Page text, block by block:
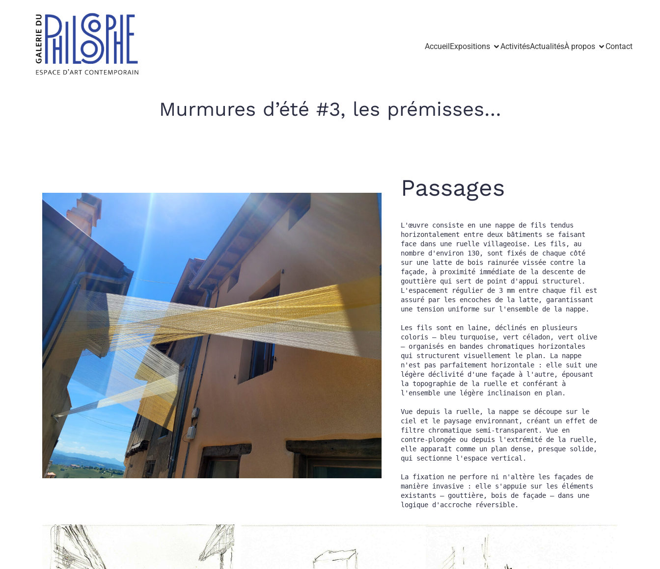
AccueilExpositions ActivitésActualitésÀ propos Contact
Murmures d’été #3, les prémisses…
Passages
L'œuvre consiste en une nappe de fils tendus
horizontalement entre deux bâtiments se faisant
face dans une ruelle villageoise. Les fils, au
nombre d'environ 130, sont fixés de chaque côté
sur une latte de bois rainurée vissée contre la
façade, à proximité immédiate de la descente de
gouttière qui sert de point d'appui structurel.
L'espacement régulier de 3 mm entre chaque fil est
assuré par les encoches de la latte, garantissant
une tension uniforme sur l'ensemble de la nappe.
Les fils sont en laine, déclinés en plusieurs
coloris — bleu turquoise, vert céladon, vert olive
— organisés en bandes chromatiques horizontales
qui structurent visuellement le plan. La nappe
n'est pas parfaitement horizontale : elle suit une
légère déclivité d'une façade à l'autre, épousant
la topographie de la ruelle et conférant à
l'ensemble une légère inclinaison en plan.
Vue depuis la ruelle, la nappe se découpe sur le
ciel et le paysage environnant, créant un effet de
filtre chromatique semi-transparent. Vue en
contre-plongée ou depuis l'extrémité de la ruelle,
elle apparaît comme un plan dense, presque solide,
qui sectionne l'espace vertical.
La fixation ne perfore ni n'altère les façades de
manière invasive : elle s'appuie sur les éléments
existants — gouttière, bois de façade — dans une
logique d'accroche réversible.